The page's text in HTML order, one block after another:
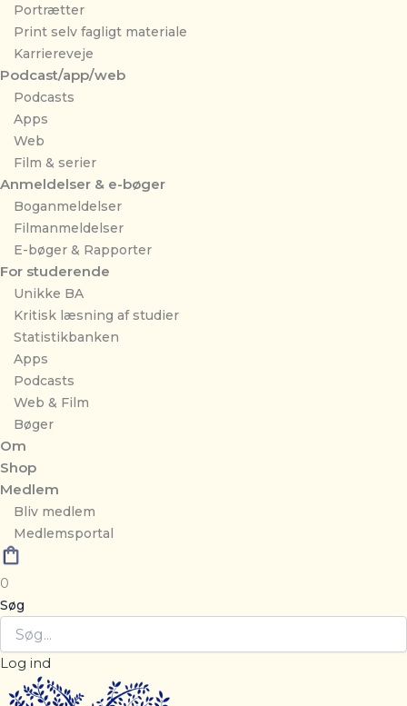
Portrætter
Print selv fagligt materiale
Karriereveje
Podcast/app/web
Podcasts
Apps
Web
Film & serier
Anmeldelser & e-bøger
Boganmeldelser
Filmanmeldelser
E-bøger & Rapporter
For studerende
Unikke BA
Kritisk læsning af studier
Statistikbanken
Apps
Podcasts
Web & Film
Bøger
Om
Shop
Medlem
Bliv medlem
Medlemsportal
0
Søg
Log ind